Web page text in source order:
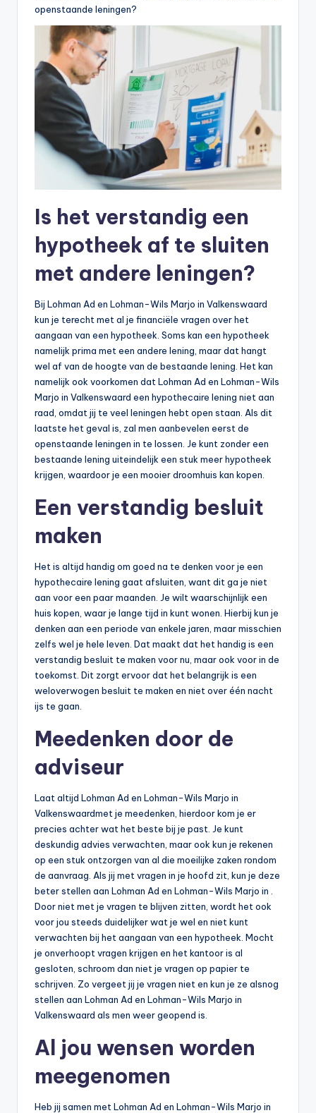
openstaande leningen?
Is het verstandig een
hypotheek af te sluiten
met andere leningen?
Bij Lohman Ad en Lohman-Wils Marjo in Valkenswaard
kun je terecht met al je financiële vragen over het
aangaan van een hypotheek. Soms kan een hypotheek
namelijk prima met een andere lening, maar dat hangt
wel af van de hoogte van de bestaande lening. Het kan
namelijk ook voorkomen dat Lohman Ad en Lohman-Wils
Marjo in Valkenswaard een hypothecaire lening niet aan
raad, omdat jij te veel leningen hebt open staan. Als dit
laatste het geval is, zal men aanbevelen eerst de
openstaande leningen in te lossen. Je kunt zonder een
bestaande lening uiteindelijk een stuk meer hypotheek
krijgen, waardoor je een mooier droomhuis kan kopen.
Een verstandig besluit
maken
Het is altijd handig om goed na te denken voor je een
hypothecaire lening gaat afsluiten, want dit ga je niet
aan voor een paar maanden. Je wilt waarschijnlijk een
huis kopen, waar je lange tijd in kunt wonen. Hierbij kun je
denken aan een periode van enkele jaren, maar misschien
zelfs wel je hele leven. Dat maakt dat het handig is een
verstandig besluit te maken voor nu, maar ook voor in de
toekomst. Dit zorgt ervoor dat het belangrijk is een
weloverwogen besluit te maken en niet over één nacht
ijs te gaan.
Meedenken door de
adviseur
Laat altijd Lohman Ad en Lohman-Wils Marjo in
Valkenswaardmet je meedenken, hierdoor kom je er
precies achter wat het beste bij je past. Je kunt
deskundig advies verwachten, maar ook kun je rekenen
op een stuk ontzorgen van al die moeilijke zaken rondom
de aanvraag. Als jij met vragen in je hoofd zit, kun je deze
beter stellen aan Lohman Ad en Lohman-Wils Marjo in .
Door niet met je vragen te blijven zitten, wordt het ook
voor jou steeds duidelijker wat je wel en niet kunt
verwachten bij het aangaan van een hypotheek. Mocht
je onverhoopt vragen krijgen en het kantoor is al
gesloten, schroom dan niet je vragen op papier te
schrijven. Zo vergeet jij je vragen niet en kun je ze alsnog
stellen aan Lohman Ad en Lohman-Wils Marjo in
Valkenswaard als men weer geopend is.
Al jou wensen worden
meegenomen
Heb jij samen met Lohman Ad en Lohman-Wils Marjo in